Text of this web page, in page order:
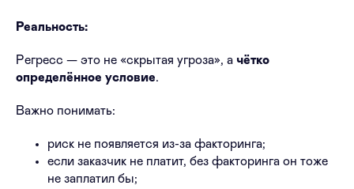
Реальность:
Регресс — это не «скрытая угроза», а чётко
определённое условие.
Важно понимать:
риск не появляется из-за факторинга;
если заказчик не платит, без факторинга он тоже
не заплатил бы;